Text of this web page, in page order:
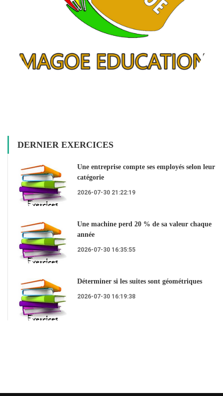
DERNIER EXERCICES
Une entreprise compte ses employés selon leur
catégorie
2026-07-30 21:22:19
Une machine perd 20 % de sa valeur chaque
année
2026-07-30 16:35:55
Déterminer si les suites sont géométriques
2026-07-30 16:19:38